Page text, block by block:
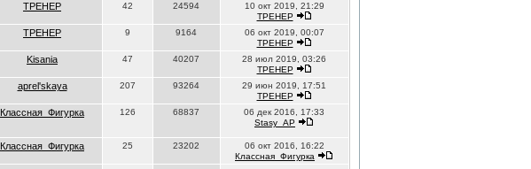
ТРЕНЕР 42 24594
10 окт 2019, 21:29
ТРЕНЕР
ТРЕНЕР 9 9164
06 окт 2019, 00:07
ТРЕНЕР
Kisania 47 40207
28 июл 2019, 03:26
ТРЕНЕР
aprel'skaya 207 93264
29 июн 2019, 17:51
ТРЕНЕР
Классная_Фигурка 126 68837
06 дек 2016, 17:33
Stasy_AP
Классная_Фигурка 25 23202
06 окт 2016, 16:22
Классная_Фигурка